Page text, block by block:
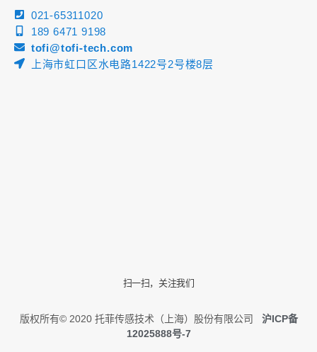
021-65311020
189 6471 9198
tofi@tofi-tech.com
上海市虹口区水电路1422号2号楼8层
扫一扫，关注我们
版权所有© 2020 托菲传感技术（上海）股份有限公司
沪ICP备
12025888号-7